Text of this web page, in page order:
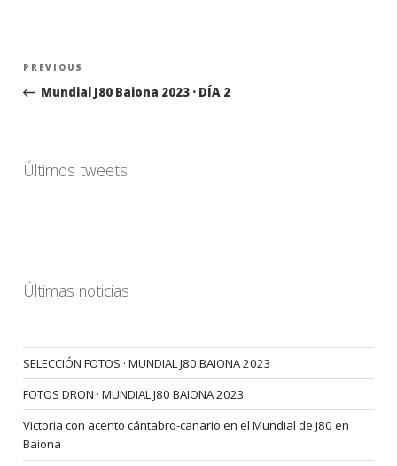
Navegación
entradas
Previous
Post
PREVIOUS
Mundial J80 Baiona 2023 · DÍA 2
Últimos tweets
Últimas noticias
SELECCIÓN FOTOS · MUNDIAL J80 BAIONA 2023
FOTOS DRON · MUNDIAL J80 BAIONA 2023
Victoria con acento cántabro-canario en el Mundial de J80 en
Baiona